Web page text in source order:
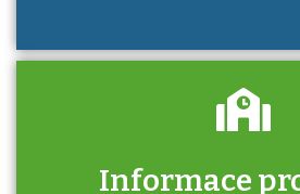
Informace